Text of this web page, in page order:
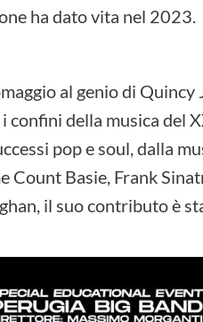
ha dato vita nel 2023.
al genio di Quincy
della musica del
pop e soul, dalla
Count Basie, Frank
il suo contributo è